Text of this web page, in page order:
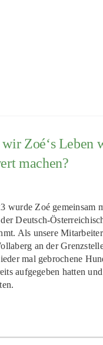
Zoé‘s Leben
machen?
wurde Zoé gemeinsam
Deutsch-
Als unsere
an der
mal gebrochene
aufgegeben hatten